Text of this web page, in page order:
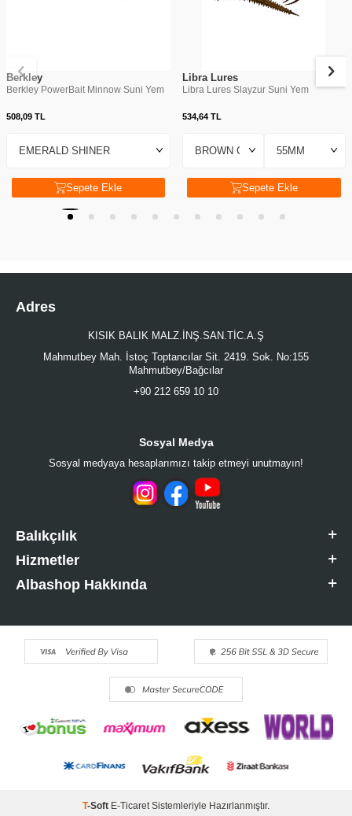
Berkley
Berkley PowerBait Minnow Suni Yem
508,09 TL
Sepete Ekle
Libra Lures
Libra Lures Slayzur Suni Yem
534,64TL
Sepete Ekle
Adres
KISIK BALIK MALZ.İNŞ.SAN.TİC.A.Ş
Mahmutbey Mah. İstoç Toptancılar Sit. 2419. Sok. No:155
Mahmutbey/Bağcılar
+90 212 659 10 10
Sosyal Medya
Sosyal medyaya hesaplarımızı takip etmeyi unutmayın!
Balıkçılık
Hizmetler
Albashop Hakkında
T-Soft E-TicaretSistemleriyle Hazırlanmıştır.